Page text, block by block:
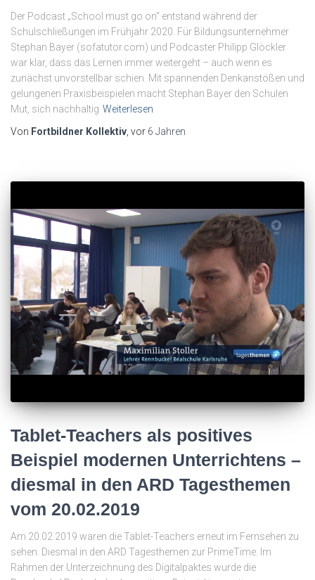
Der Podcast „School must go on“ entstand während der
Schulschließungen im Frühjahr 2020. Für Bildungsunternehmer
Stephan Bayer (sofatutor.com) und Podcaster Philipp Glöckler
war klar, dass das Lernen immer weitergeht – auch wenn es
zunächst unvorstellbar schien. Mit spannenden Denkanstößen und
gelungenen Praxisbeispielen macht Stephan Bayer den Schulen
Mut, sich nachhaltig Weiterlesen
Von Fortbildner Kollektiv, vor 6 Jahren
Tablet-Teachers als positives
Beispiel modernen Unterrichtens –
diesmal in den ARD Tagesthemen
vom 20.02.2019
Am 20.02.2019 waren die Tablet-Teachers erneut im Fernsehen zu
sehen. Diesmal in den ARD Tagesthemen zur PrimeTime. Im
Rahmen der Unterzeichnung des Digitalpaktes wurde die